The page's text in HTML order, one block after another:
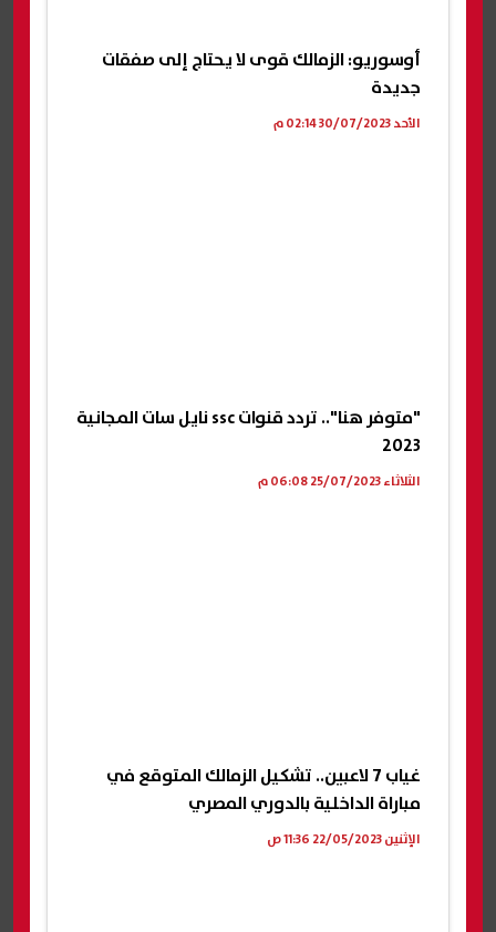
أوسوريو: الزمالك قوى لا يحتاج إلى صفقات
جديدة
الأحد 30/07/2023 02:14 م
"متوفر هنا".. تردد قنوات ssc نايل سات المجانية
2023
الثلاثاء 25/07/2023 06:08 م
غياب 7 لاعبين.. تشكيل الزمالك المتوقع في
مباراة الداخلية بالدوري المصري
الإثنين 22/05/2023 11:36 ص